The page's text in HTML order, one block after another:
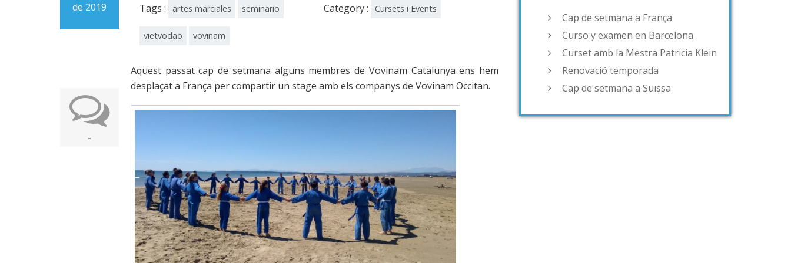
de 2019
-
Tags : artes marciales seminario
vietvodao vovinam
Category : Cursets i Events
Aquest passat cap de setmana alguns membres de Vovinam Catalunya ens hem
desplaçat a França per compartir un stage amb els companys de Vovinam Occitan.
Cap de setmana a França
Curso y examen en Barcelona
Curset amb la Mestra Patricia Klein
Renovació temporada
Cap de setmana a Suïssa